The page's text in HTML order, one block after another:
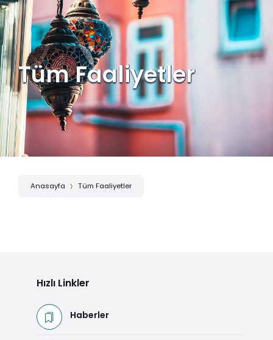
Tüm Faaliyetler
Anasayfa Tüm Faaliyetler
Hızlı Linkler
Haberler